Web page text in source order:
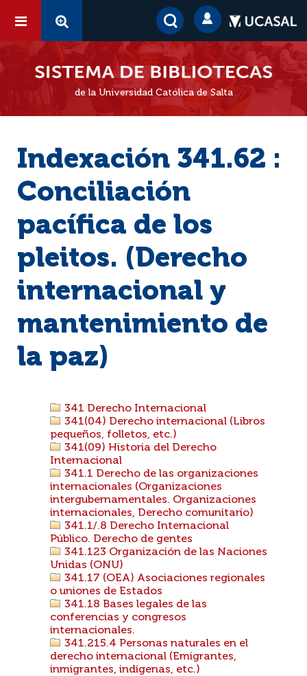
de la Universidad Católica de Salta
Indexación 341.62 :
Conciliación
pacífica de los
pleitos. (Derecho
internacional y
mantenimiento de
la paz)
341 Derecho Internacional
341(04) Derecho internacional (Libros
pequeños, folletos, etc.)
341(09) Historia del Derecho
Internacional
341.1 Derecho de las organizaciones
internacionales (Organizaciones
intergubernamentales. Organizaciones
internacionales, Derecho comunitario)
341.1/.8 Derecho Internacional
Público. Derecho de gentes
341.123 Organización de las Naciones
Unidas (ONU)
341.17 (OEA) Asociaciones regionales
o uniones de Estados
341.18 Bases legales de las
conferencias y congresos
internacionales.
341.215.4 Personas naturales en el
derecho internacional (Emigrantes,
inmigrantes, indígenas, etc.)